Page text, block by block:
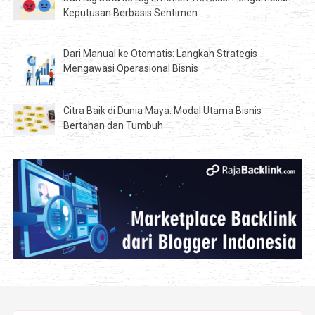
Keputusan Berbasis Sentimen
Dari Manual ke Otomatis: Langkah Strategis
Mengawasi Operasional Bisnis
Citra Baik di Dunia Maya: Modal Utama Bisnis
Bertahan dan Tumbuh